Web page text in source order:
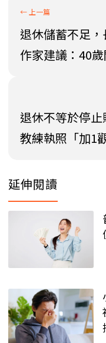
退休儲蓄不足
作家建議：40
退休不等於停
教練執照「加1
延伸閱讀